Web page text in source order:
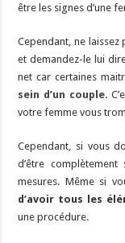
être les signes d’une
Cependant, ne
et demandez-le lui
net car certaines
sein d’un couple.
votre femme vous
Cependant, si vous
d’être
mesures. Même si
d’avoir tous les
une procédure.